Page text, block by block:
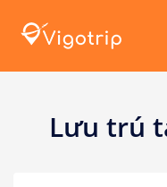
Trang chủ
Lưu trú
Tin tức
Lưu trú